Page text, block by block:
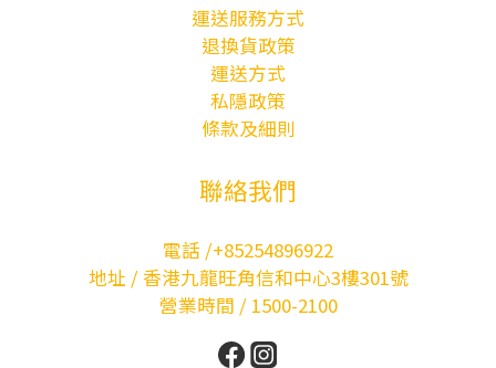
運送服務方式
退換貨政策
運送方式
私隱政策
條款及細則
聯絡我們
電話 /+85254896922
地址 / 香港九龍旺角信和中心3樓301號
營業時間 / 1500-2100